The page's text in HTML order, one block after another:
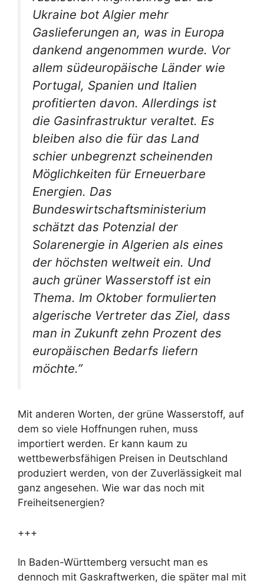
Ukraine bot Algier mehr
Gaslieferungen an, was in Europa
dankend angenommen wurde. Vor
allem südeuropäische Länder wie
Portugal, Spanien und Italien
profitierten davon. Allerdings ist
die Gasinfrastruktur veraltet. Es
bleiben also die für das Land
schier unbegrenzt scheinenden
Möglichkeiten für Erneuerbare
Energien. Das
Bundeswirtschaftsministerium
schätzt das Potenzial der
Solarenergie in Algerien als eines
der höchsten weltweit ein. Und
auch grüner Wasserstoff ist ein
Thema. Im Oktober formulierten
algerische Vertreter das Ziel, dass
man in Zukunft zehn Prozent des
europäischen Bedarfs liefern
möchte.”
Mit anderen Worten, der grüne Wasserstoff, auf
dem so viele Hoffnungen ruhen, muss
importiert werden. Er kann kaum zu
wettbewerbsfähigen Preisen in Deutschland
produziert werden, von der Zuverlässigkeit mal
ganz angesehen. Wie war das noch mit
Freiheitsenergien?
+++
In Baden-Württemberg versucht man es
dennoch mit Gaskraftwerken, die später mal mit